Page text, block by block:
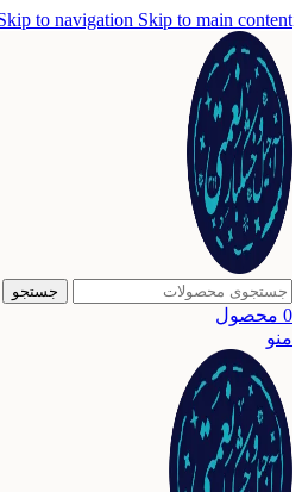
to navigation Skip to main content
جستجو
0 محصول
منو